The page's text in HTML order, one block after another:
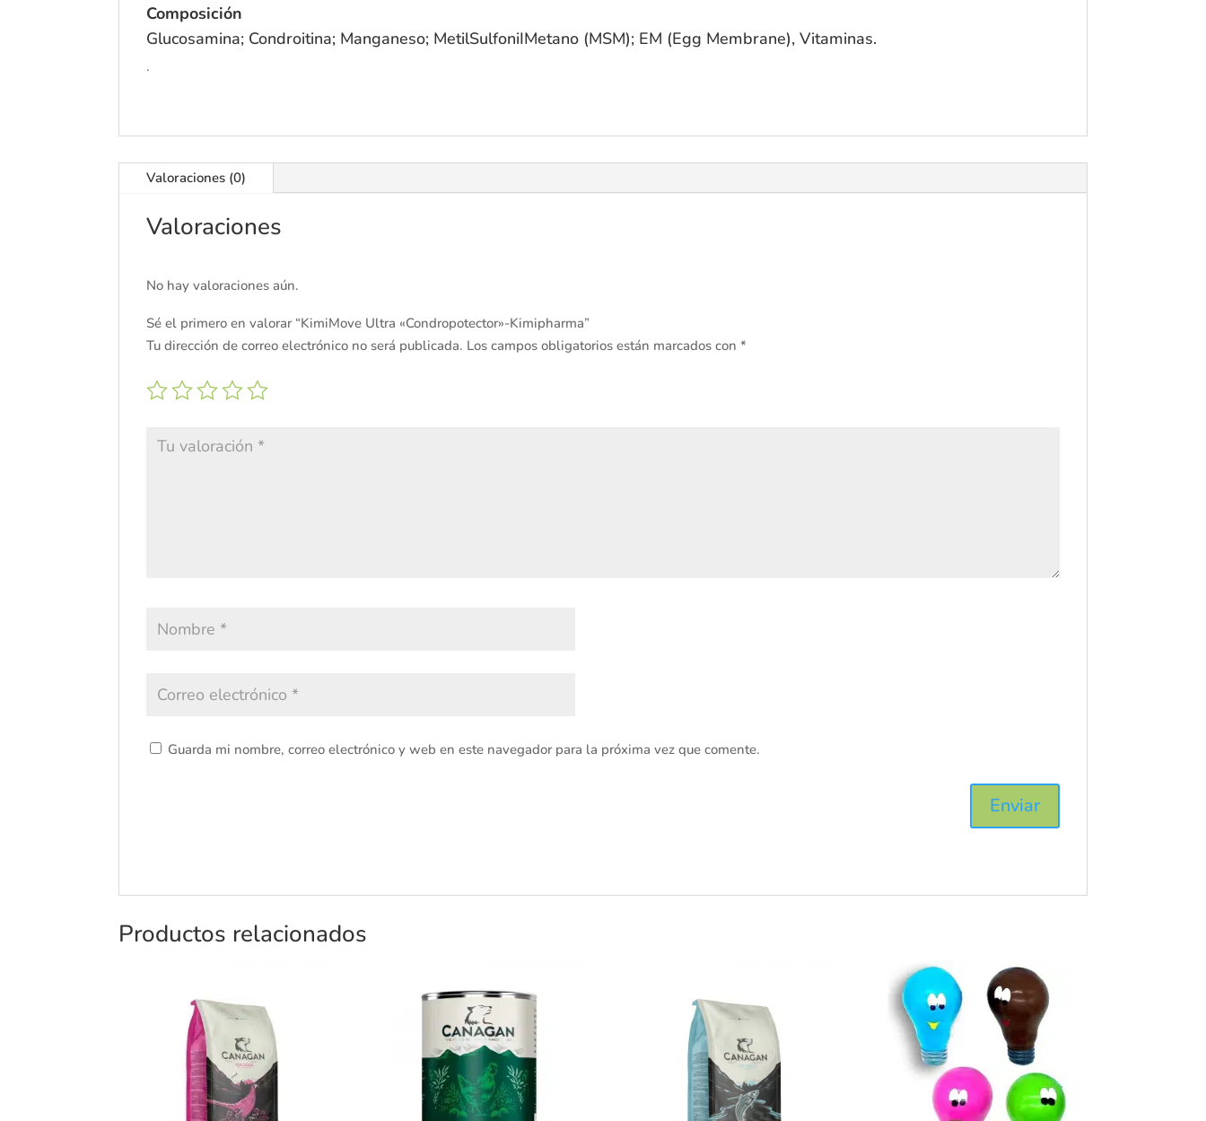
Composición
Glucosamina; Condroitina; Manganeso; MetilSulfoniIMetano (MSM); EM (Egg Membrane), Vitaminas.
.
Valoraciones (0)
Valoraciones
No hay valoraciones aún.
Sé el primero en valorar “KimiMove Ultra «Condropotector»-Kimipharma”
Tu dirección de correo electrónico no será publicada. Los campos obligatorios están marcados con *
Guarda mi nombre, correo electrónico y web en este navegador para la próxima vez que comente.
Productos relacionados